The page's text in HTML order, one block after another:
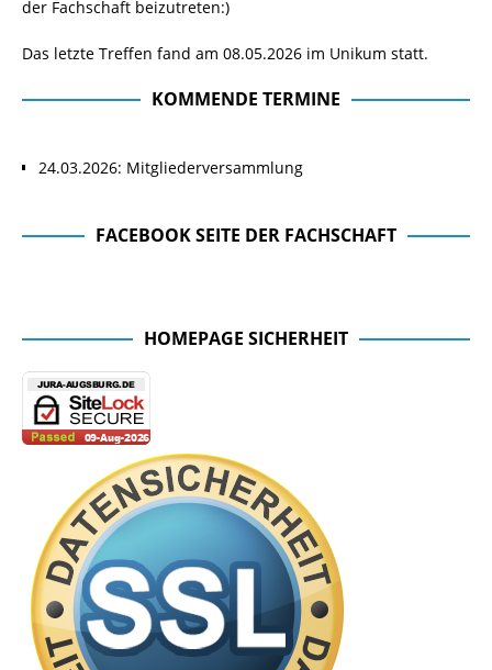
der Fachschaft beizutreten:)
Das letzte Treffen fand am 08.05.2026 im Unikum statt.
KOMMENDE TERMINE
24.03.2026: Mitgliederversammlung
FACEBOOK SEITE DER FACHSCHAFT
HOMEPAGE SICHERHEIT